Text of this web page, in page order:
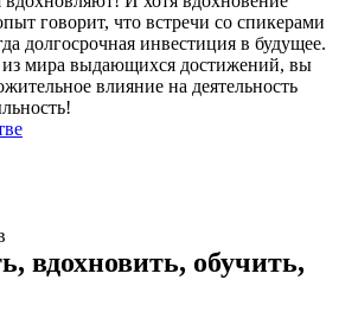
говорит, что встречи со спикерами
долгосрочная инвестиция в будущее.
из мира выдающихся достижений, вы
влияние на деятельность
вдохновить, обучить,